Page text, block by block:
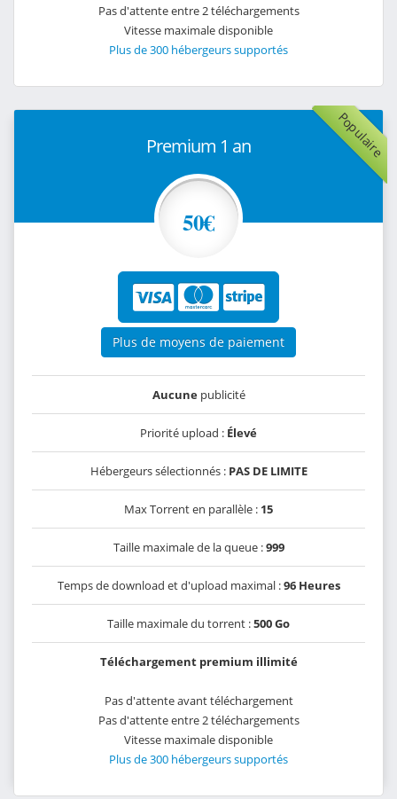
Pas d'attente entre 2 téléchargements
Vitesse maximale disponible
Plus de 300 hébergeurs supportés
Populaire
Premium 1 an
50€
Plus de moyens de paiement
Aucunepublicité
Priorité upload : Élevé
Hébergeurs sélectionnés : PAS DE LIMITE
Max Torrent en parallèle : 15
Taille maximale de la queue :999
Temps de download et d'upload maximal :96 Heures
Taille maximale du torrent :500 Go
Téléchargement premium illimité
Pas d'attente avant téléchargement
Pas d'attente entre 2 téléchargements
Vitesse maximale disponible
Plus de 300 hébergeurs supportés